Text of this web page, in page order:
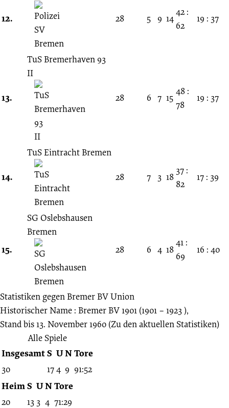
12. 28 5 9 14
42 :
62
19 : 37
13.
TuS Bremerhaven 93
II
28 6 7 15
48 :
78
19 : 37
14.
TuS Eintracht Bremen
28 7 3 18
37 :
82
17 : 39
15.
SG Oslebshausen
Bremen
28
6 4 18
41 :
69
16 : 40
Statistiken gegenBremer BV Union
Historischer Name : Bremer BV 1901 (1901 – 1923 ),
Stand bis 13. November 1960 (Zu den aktuellen Statistiken)
Alle Spiele
InsgesamtS UNTore
30 174 9 91:52
HeimS UNTore
20 13 3 4 71:29